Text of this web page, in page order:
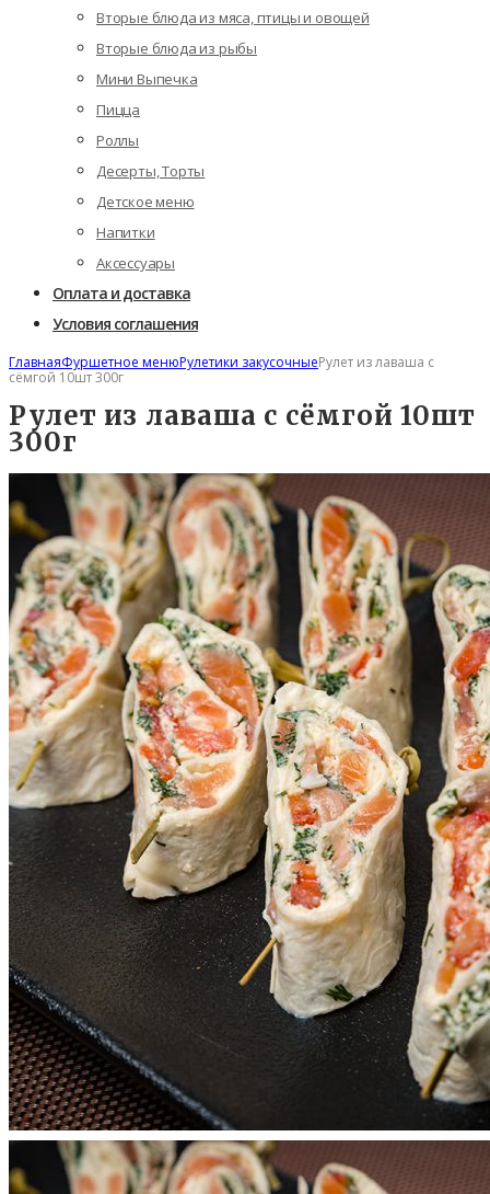
Вторые блюда из мяса, птицы и овощей
Вторые блюда из рыбы
Мини Выпечка
Пицца
Роллы
Десерты, Торты
Детское меню
Напитки
Аксессуары
Оплата и доставка
Условия соглашения
ГлавнаяФуршетное менюРулетики закусочныеРулет из лаваша с
сёмгой 10шт 300г
Рулет из лаваша с сёмгой 10шт
300г